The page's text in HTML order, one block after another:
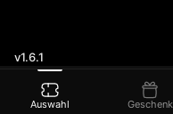
v1.6.1
Auswahl Geschenk